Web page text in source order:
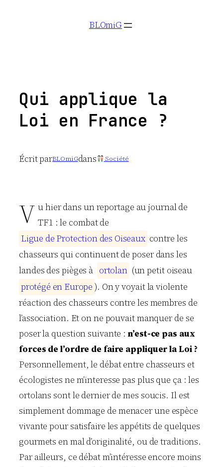
BLOmiG
Qui applique la
Loi en France ?
Écrit parBLOmiGdans Société
V u hier dans un reportage au journal de
TF1 : le combat de
Ligue de Protection des Oiseaux contre les
chasseurs qui continuent de poser dans les
landes des pièges à ortolan (un petit oiseau
protégé en Europe ). On y voyait la violente
réaction des chasseurs contre les membres de
l’association. Et on ne pouvait manquer de se
poser la question suivante :n’est-ce pas aux
forces de l’ordre de faire appliquer la Loi ?
Personnellement, le débat entre chasseurs et
écologistes ne m’interesse pas plus que ça : les
ortolans sont le dernier de mes soucis. Il est
simplement dommage de menacer une espèce
vivante pour satisfaire les appétits de quelques
gourmets en mal d’originalité, ou de traditions.
Par ailleurs, ce débat m’intéresse encore moins